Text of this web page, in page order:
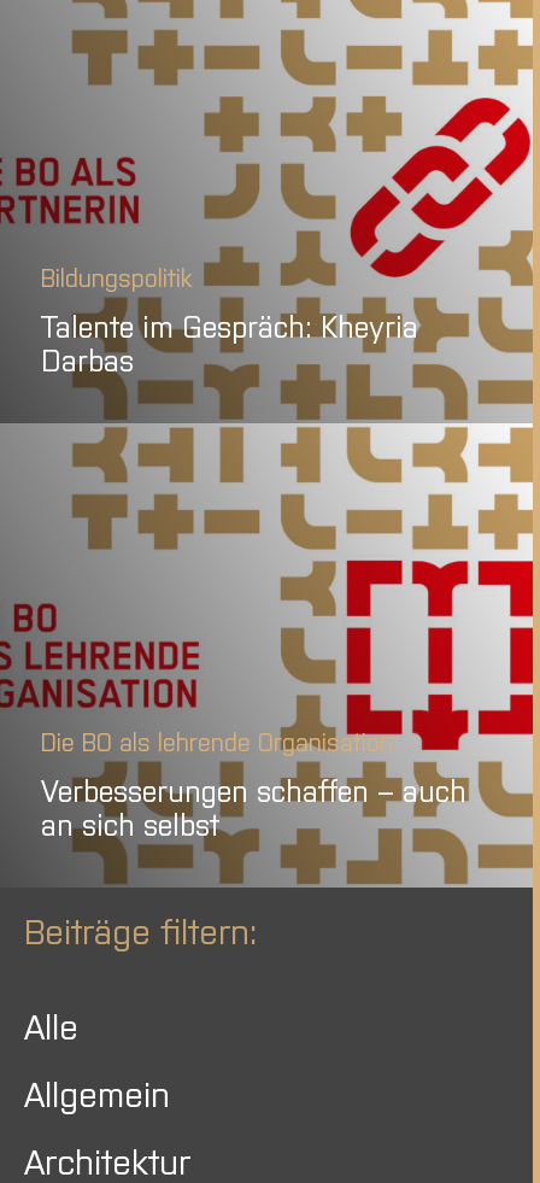
Bildungspolitik
Talente im Gespräch: Kheyria
Darbas
Die BO als lehrende Organisation
Verbesserungen schaffen – auch
an sich selbst
Beiträge filtern:
Alle
Allgemein
Architektur